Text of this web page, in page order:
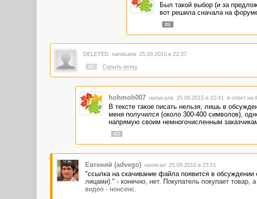
Был такой выбор (и за
вот решила сначала на
#6
DELETED написала 25.09.2015 в 22:37
#2 Скрыть ветку
hohmoh007 написала 25.09.2015 в 22:41 в ответ на
В тексте такое писать нельзя, лишь в
меня получился (около 300-400 символов),
напрямую своим немногочисленным
#3
Евгений (advego) написал 25.09.2015 в 23:51
"ссылка на скачивание файла появится в обсуждении
лицами)." - конечно, нет. Покупатель покупает товар,
видео - нонсенс.